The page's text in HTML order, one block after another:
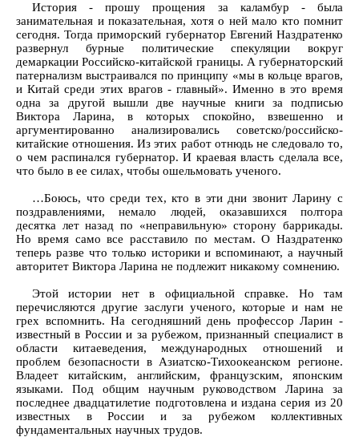
История - прошу прощения за каламбур - была
занимательная и показательная, хотя о ней мало кто помнит
сегодня. Тогда приморский губернатор Евгений Наздратенко
развернул бурные политические спекуляции вокруг
демаркации Российско-китайской границы. А губернаторский
патернализм выстраивался по принципу «мы в кольце врагов,
и Китай среди этих врагов - главный». Именно в это время
одна за другой вышли две научные книги за подписью
Виктора Ларина, в которых спокойно, взвешенно и
аргументированно анализировались советско/российско-
китайские отношения. Из этих работ отнюдь не следовало то,
о чем распинался губернатор. И краевая власть сделала все,
что было в ее силах, чтобы ошельмовать ученого.
…Боюсь, что среди тех, кто в эти дни звонит Ларину с
поздравлениями, немало людей, оказавшихся полтора
десятка лет назад по «неправильную» сторону баррикады.
Но время само все расставило по местам. О Наздратенко
теперь разве что только историки и вспоминают, а научный
авторитет Виктора Ларина не подлежит никакому сомнению.
Этой истории нет в официальной справке. Но там
перечисляются другие заслуги ученого, которые и нам не
грех вспомнить. На сегодняшний день профессор Ларин -
известный в России и за рубежом, признанный специалист в
области китаеведения, международных отношений и
проблем безопасности в Азиатско-Тихоокеанском регионе.
Владеет китайским, английским, французским, японским
языками. Под общим научным руководством Ларина за
последнее двадцатилетие подготовлена и издана серия из 20
известных в России и за рубежом коллективных
фундаментальных научных трудов.